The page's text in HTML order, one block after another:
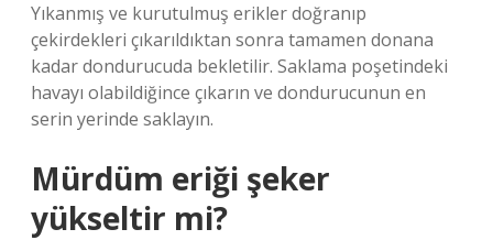
Yıkanmış ve kurutulmuş erikler doğranıp
çekirdekleri çıkarıldıktan sonra tamamen donana
kadar dondurucuda bekletilir. Saklama poşetindeki
havayı olabildiğince çıkarın ve dondurucunun en
serin yerinde saklayın.
Mürdüm eriği şeker
yükseltir mi?